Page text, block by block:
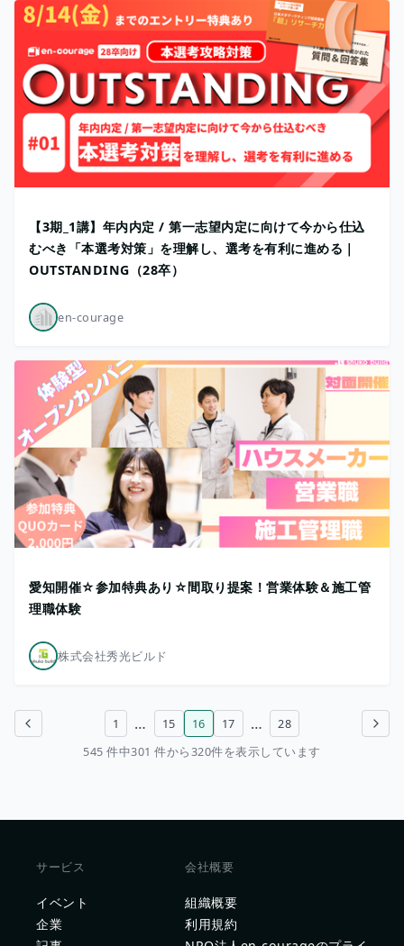
【3期_1講】年内内定 / 第一志望内定に向けて今から仕込
むべき「本選考対策」を理解し、選考を有利に進める｜
OUTSTANDING（28卒）
en-courage
愛知開催☆参加特典あり☆間取り提案！営業体験＆施工管
理職体験
株式会社秀光ビルド
前のページ 次のページ
1 … 15 16 17 …
28
545 件中301 件から320件を表示しています
サービス
イベント
企業
会社概要
組織概要
利用規約